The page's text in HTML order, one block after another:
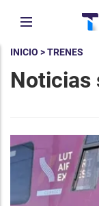
INICIO > TRENES
Noticias